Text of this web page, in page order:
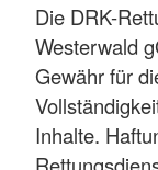
Die DRK-
Westerwald
Gewähr für
Inhalte.